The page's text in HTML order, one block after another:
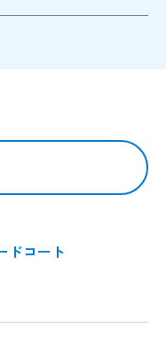
ドコート